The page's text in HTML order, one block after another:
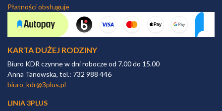
Płatności obsługuje
KARTA DUŻEJ RODZINY
Biuro KDR czynne w dni robocze od 7.00 do 15.00
Anna Tanowska, tel.: 732 988 446
biuro_kdr@3plus.pl
LINIA 3PLUS